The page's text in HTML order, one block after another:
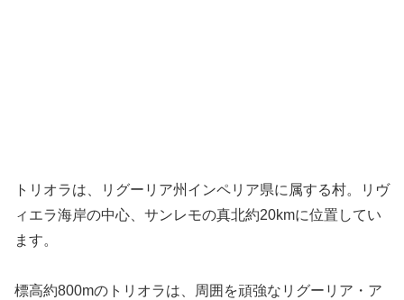
トリオラは、リグーリア州インペリア県に属する村。リヴ
ィエラ海岸の中心、サンレモの真北約20kmに位置してい
ます。
標高約800mのトリオラは、周囲を頑強なリグーリア・ア